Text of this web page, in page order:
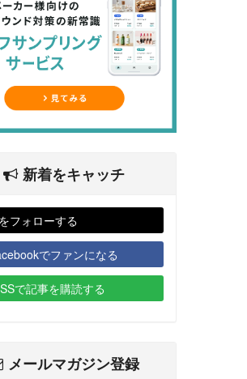
新着をキャッチ
フォローする
でファンになる
で記事を購読する
メールマガジン登録